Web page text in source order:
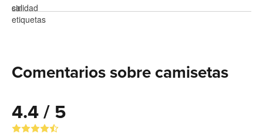
Comentarios sobre camisetas
4.4 / 5